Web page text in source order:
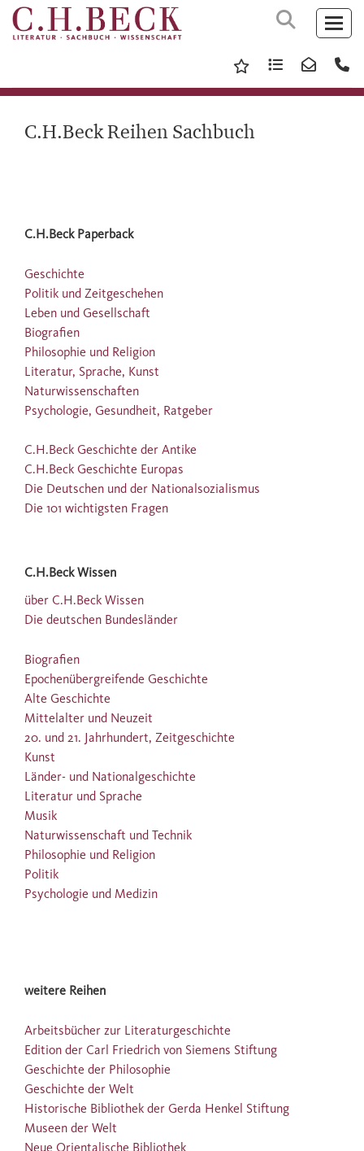
C.H.Beck Reihen Sachbuch
C.H.Beck Paperback
Geschichte
Politik und Zeitgeschehen
Leben und Gesellschaft
Biografien
Philosophie und Religion
Literatur, Sprache, Kunst
Naturwissenschaften
Psychologie, Gesundheit, Ratgeber
C.H.Beck Geschichte der Antike
C.H.Beck Geschichte Europas
Die Deutschen und der Nationalsozialismus
Die 101 wichtigsten Fragen
C.H.Beck Wissen
über C.H.Beck Wissen
Die deutschen Bundesländer
Biografien
Epochenübergreifende Geschichte
Alte Geschichte
Mittelalter und Neuzeit
20. und 21. Jahrhundert, Zeitgeschichte
Kunst
Länder- und Nationalgeschichte
Literatur und Sprache
Musik
Naturwissenschaft und Technik
Philosophie und Religion
Politik
Psychologie und Medizin
weitere Reihen
Arbeitsbücher zur Literaturgeschichte
Edition der Carl Friedrich von Siemens Stiftung
Geschichte der Philosophie
Geschichte der Welt
Historische Bibliothek der Gerda Henkel Stiftung
Museen der Welt
Neue Orientalische Bibliothek